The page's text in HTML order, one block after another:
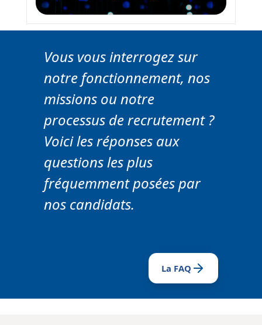
Vous vous interrogez sur
notre fonctionnement, nos
missions ou notre
processus de recrutement ?
Voici les réponses aux
questions les plus
fréquemment posées par
nos candidats.
La FAQ